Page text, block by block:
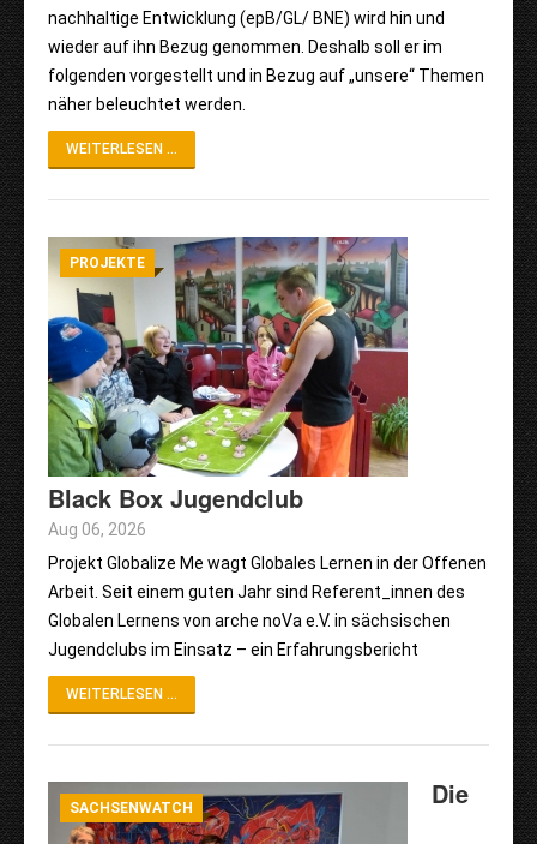
nachhaltige Entwicklung (epB/GL/ BNE) wird hin und
wieder auf ihn Bezug genommen. Deshalb soll er im
folgenden vorgestellt und in Bezug auf „unsere“ Themen
näher beleuchtet werden.
WEITERLESEN ...
PROJEKTE
Black Box Jugendclub
Aug 06, 2026
Projekt Globalize Me wagt Globales Lernen in der Offenen
Arbeit. Seit einem guten Jahr sind Referent_innen des
Globalen Lernens von arche noVa e.V. in sächsischen
Jugendclubs im Einsatz – ein Erfahrungsbericht
WEITERLESEN ...
SACHSENWATCH Die